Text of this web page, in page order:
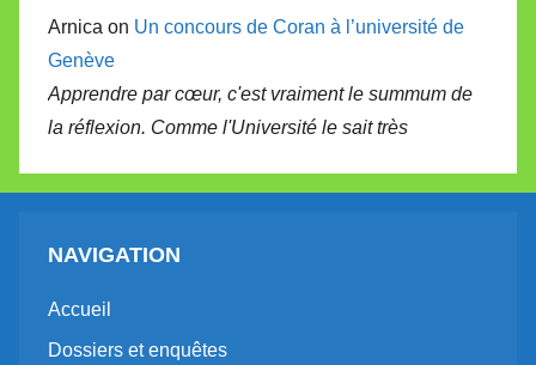
Arnica on Un concours de Coran à l’université de
Genève
Apprendre par cœur, c'est vraiment le summum de
la réflexion. Comme l'Université le sait très
NAVIGATION
Accueil
Dossiers et enquêtes